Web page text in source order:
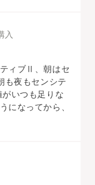
入
ィブⅡ、朝はセ
も夜もセンシテ
いつも足りな
になってから、